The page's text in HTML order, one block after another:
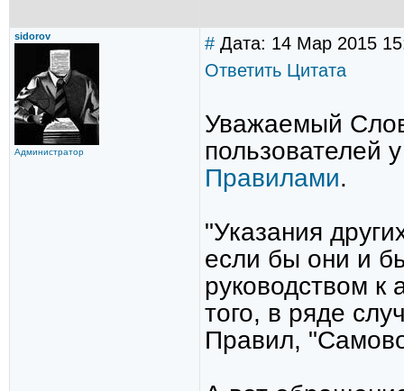
sidorov
Администратор
# Дата: 14 Мар 2015
Ответить Цитата
Уважаемый
пользователей
Правилами.
"Указания
если бы они и
руководством
того, в ряде
Правил,